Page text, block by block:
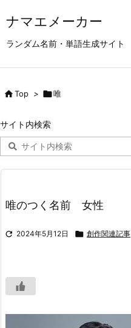
ナマエメーカー
ランダム名前・単語生成サイト
Top > 唯
サイト内検索
唯のつく名前 女性
 2024年5月12日  創作関連記事